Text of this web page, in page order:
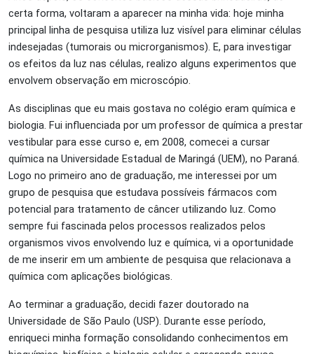
certa forma, voltaram a aparecer na minha vida: hoje minha
principal linha de pesquisa utiliza luz visível para eliminar células
indesejadas (tumorais ou microrganismos). E, para investigar
os efeitos da luz nas células, realizo alguns experimentos que
envolvem observação em microscópio.
As disciplinas que eu mais gostava no colégio eram química e
biologia. Fui influenciada por um professor de química a prestar
vestibular para esse curso e, em 2008, comecei a cursar
química na Universidade Estadual de Maringá (UEM), no Paraná.
Logo no primeiro ano de graduação, me interessei por um
grupo de pesquisa que estudava possíveis fármacos com
potencial para tratamento de câncer utilizando luz. Como
sempre fui fascinada pelos processos realizados pelos
organismos vivos envolvendo luz e química, vi a oportunidade
de me inserir em um ambiente de pesquisa que relacionava a
química com aplicações biológicas.
Ao terminar a graduação, decidi fazer doutorado na
Universidade de São Paulo (USP). Durante esse período,
enriqueci minha formação consolidando conhecimentos em